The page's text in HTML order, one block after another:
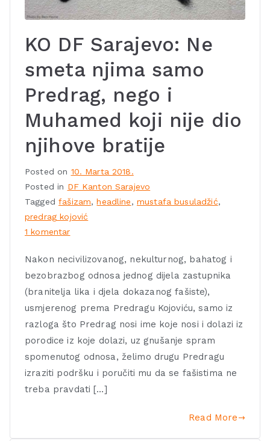
KO DF Sarajevo: Ne
smeta njima samo
Predrag, nego i
Muhamed koji nije dio
njihove bratije
Posted on 10. Marta 2018.
Posted in DF Kanton Sarajevo
Taggedfašizam,headline, mustafa busuladžić,
predrag kojović
1 komentar
Nakon necivilizovanog, nekulturnog, bahatog i
bezobrazbog odnosa jednog dijela zastupnika
(branitelja lika i djela dokazanog fašiste),
usmjerenog prema Predragu Kojoviću, samo iz
razloga što Predrag nosi ime koje nosi i dolazi iz
porodice iz koje dolazi, uz gnušanje spram
spomenutog odnosa, želimo drugu Predragu
izraziti podršku i poručiti mu da se fašistima ne
treba pravdati […]
Read More